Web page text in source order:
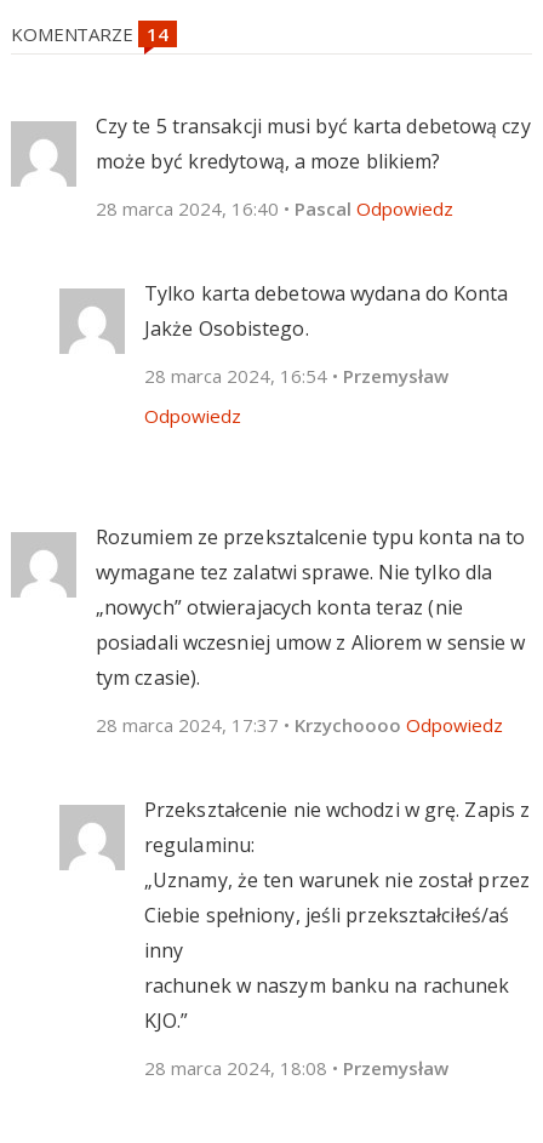
KOMENTARZE
Czy te 5 transakcji musi być karta debetową czy
może być kredytową, a moze blikiem?
28 marca 2024, 16:40 • Pascal Odpowiedz
Tylko karta debetowa wydana do Konta
Jakże Osobistego.
28 marca 2024, 16:54 • Przemysław
Odpowiedz
Rozumiem ze przeksztalcenie typu konta na to
wymagane tez zalatwi sprawe. Nie tylko dla
„nowych” otwierajacych konta teraz (nie
posiadali wczesniej umow z Aliorem w sensie w
tym czasie).
28 marca 2024, 17:37 • Krzychoooo Odpowiedz
Przekształcenie nie wchodzi w grę. Zapis z
regulaminu:
„Uznamy, że ten warunek nie został przez
Ciebie spełniony, jeśli przekształciłeś/aś
inny
rachunek w naszym banku na rachunek
KJO.”
28 marca 2024, 18:08 • Przemysław